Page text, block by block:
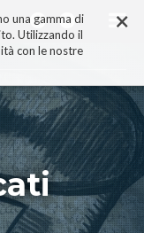
×
una gamma di
Utilizzando il
con le nostre